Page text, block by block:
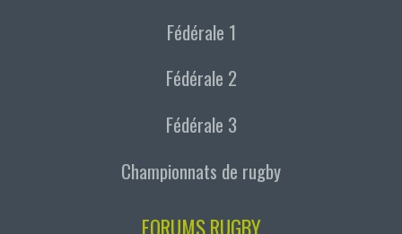
Fédérale 1
Fédérale 2
Fédérale 3
Championnats de rugby
FORUMS RUGBY